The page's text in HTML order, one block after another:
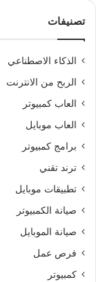
تصنيفات
الذكاء الاصطناعي
الربح من الانترنت
العاب كمبيوتر
العاب موبايل
برامج كمبيوتر
ترند تقني
تطبيقات موبايل
صيانة الكمبيوتر
صيانة الموبايل
فرص عمل
كمبيوتر